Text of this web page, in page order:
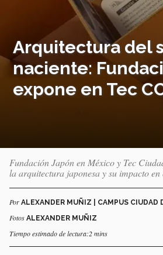
Arquitectura del
naciente:
expone en Tec
Fundación Japón en México y Tec
la arquitectura japonesa y su impacto en
Por ALEXANDER MUÑIZ | CAMPUS CIUDAD
Fotos ALEXANDER MUÑIZ
Tiempo estimado de lectura:2 mins